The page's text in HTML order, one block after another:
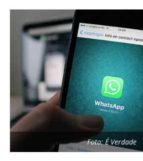
Foto: É Verdade